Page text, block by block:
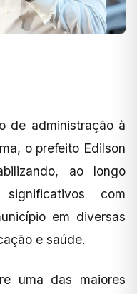
de administração à
o prefeito Edilson
ao longo
com
em diversas
e saúde.
uma das maiores